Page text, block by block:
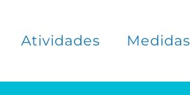
Atividades Medidas